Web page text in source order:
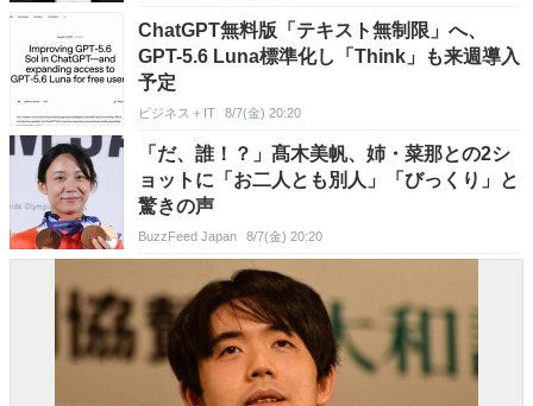
ChatGPT無料版「テキスト無制限」へ、
GPT-5.6 Luna標準化し「Think」も来週導入
予定
ビジネス＋IT 8/7(金) 20:20
「だ、誰！？」髙木美帆、姉・菜那との2シ
ョットに「お二人とも別人」「びっくり」と
驚きの声
BuzzFeed Japan 8/7(金) 20:20